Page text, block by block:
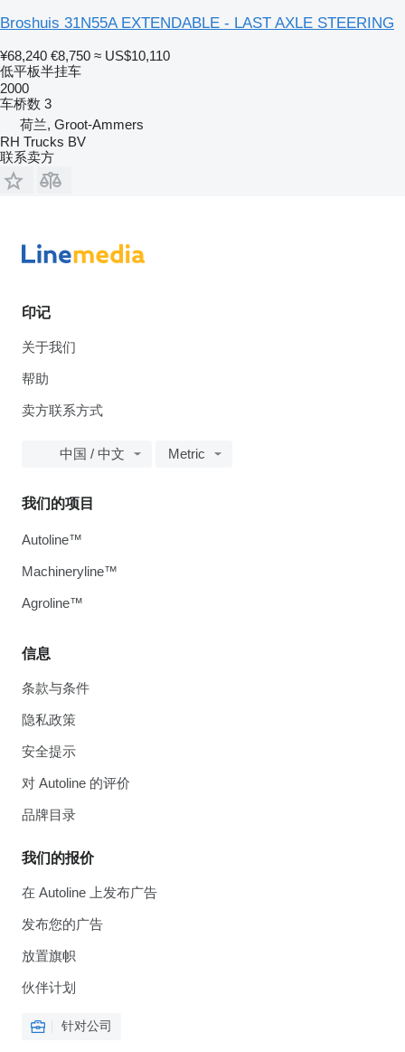
Broshuis 31N55A EXTENDABLE - LAST AXLE STEERING
¥68,240 €8,750 ≈ US$10,110
低平板半挂车
2000
车桥数 3
荷兰, Groot-Ammers
RH Trucks BV
联系卖方
印记
关于我们
帮助
卖方联系方式
中国 / 中文 Metric
信息
条款与条件
隐私政策
安全提示
对 Autoline 的评价
品牌目录
我们的报价
在 Autoline 上发布广告
发布您的广告
放置旗帜
伙伴计划
针对公司
我们的项目
Autoline™
Machineryline™
Agroline™